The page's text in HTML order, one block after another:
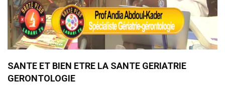
SANTE ET BIEN ETRE LA SANTE GERIATRIE
GERONTOLOGIE